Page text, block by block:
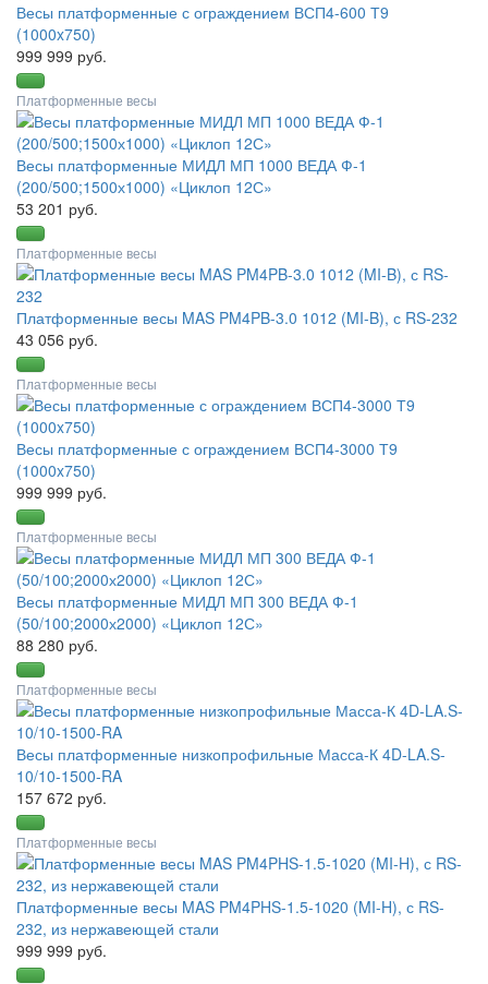
Весы платформенные с ограждением ВСП4-600 Т9
(1000x750)
999 999 руб.
Платформенные весы
Весы платформенные МИДЛ МП 1000 ВЕДА Ф-1
(200/500;1500х1000) «Циклоп 12С»
53 201 руб.
Платформенные весы
Платформенные весы MAS PM4PB-3.0 1012 (MI-B), с RS-232
43 056 руб.
Платформенные весы
Весы платформенные с ограждением ВСП4-3000 Т9
(1000x750)
999 999 руб.
Платформенные весы
Весы платформенные МИДЛ МП 300 ВЕДА Ф-1
(50/100;2000х2000) «Циклоп 12С»
88 280 руб.
Платформенные весы
Весы платформенные низкопрофильные Масса-К 4D-LA.S-
10/10-1500-RA
157 672 руб.
Платформенные весы
Платформенные весы MAS PM4PHS-1.5-1020 (MI-H), с RS-
232, из нержавеющей стали
999 999 руб.